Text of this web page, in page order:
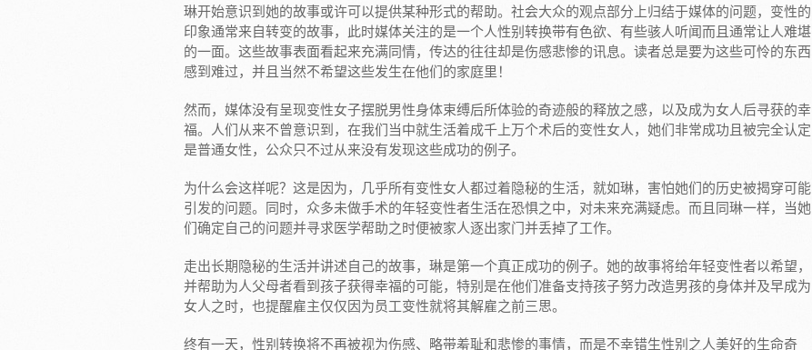
琳开始意识到她的故事或许可以提供某种形式的帮助。社会大众的观点部分上归结于媒体的问题，变性的
印象通常来自转变的故事，此时媒体关注的是一个人性别转换带有色欲、有些骇人听闻而且通常让人难堪
的一面。这些故事表面看起来充满同情，传达的往往却是伤感悲惨的讯息。读者总是要为这些可怜的东西
感到难过，并且当然不希望这些发生在他们的家庭里！
然而，媒体没有呈现变性女子摆脱男性身体束缚后所体验的奇迹般的释放之感，以及成为女人后寻获的幸
福。人们从来不曾意识到，在我们当中就生活着成千上万个术后的变性女人，她们非常成功且被完全认定
是普通女性，公众只不过从来没有发现这些成功的例子。
为什么会这样呢？这是因为，几乎所有变性女人都过着隐秘的生活，就如琳，害怕她们的历史被揭穿可能
引发的问题。同时，众多未做手术的年轻变性者生活在恐惧之中，对未来充满疑虑。而且同琳一样，当她
们确定自己的问题并寻求医学帮助之时便被家人逐出家门并丢掉了工作。
走出长期隐秘的生活并讲述自己的故事，琳是第一个真正成功的例子。她的故事将给年轻变性者以希望，
并帮助为人父母者看到孩子获得幸福的可能，特别是在他们准备支持孩子努力改造男孩的身体并及早成为
女人之时，也提醒雇主仅仅因为员工变性就将其解雇之前三思。
终有一天，性别转换将不再被视为伤感、略带羞耻和悲惨的事情，而是不幸错生性别之人美好的生命奇